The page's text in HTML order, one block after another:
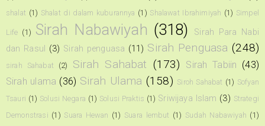
shalat (1) Shalat di dalam kuburannya (1) Shalawat Ibrahimiyah (1) Simpel
Life (1) Sirah Nabawiyah (318)
Sirah Para Nabi
dan Rasul (3) Sirah penguasa (11) Sirah Penguasa (248)
sirah Sahabat (2) Sirah Sahabat (173) Sirah Tabiin (43)
Sirah ulama (36) Sirah Ulama (158) Siroh Sahabat (1) Sofyan
Tsauri (1) Solusi Negara (1) Solusi Praktis (1) Sriwijaya Islam (3) Strategi
Demonstrasi (1) Suara Hewan (1) Suara lembut (1) Sudah Nabawiyah (1)